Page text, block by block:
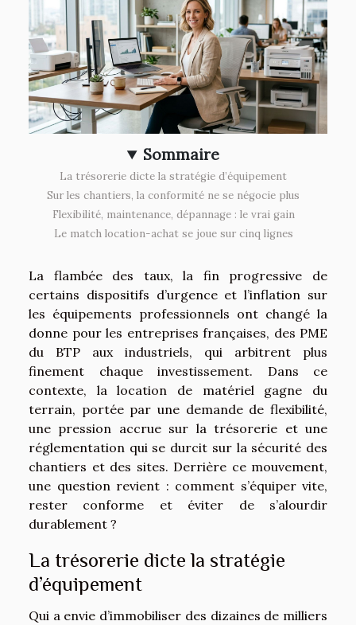
Sommaire
La trésorerie dicte la stratégie d’équipement
Sur les chantiers, la conformité ne se négocie plus
Flexibilité, maintenance, dépannage : le vrai gain
Le match location-achat se joue sur cinq lignes
La flambée des taux, la fin progressive de
certains dispositifs d’urgence et l’inflation sur
les équipements professionnels ont changé la
donne pour les entreprises françaises, des PME
du BTP aux industriels, qui arbitrent plus
finement chaque investissement. Dans ce
contexte, la location de matériel gagne du
terrain, portée par une demande de flexibilité,
une pression accrue sur la trésorerie et une
réglementation qui se durcit sur la sécurité des
chantiers et des sites. Derrière ce mouvement,
une question revient : comment s’équiper vite,
rester conforme et éviter de s’alourdir
durablement ?
La trésorerie dicte la stratégie
d’équipement
Qui a envie d’immobiliser des dizaines de milliers